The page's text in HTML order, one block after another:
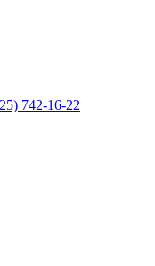
742-16-22